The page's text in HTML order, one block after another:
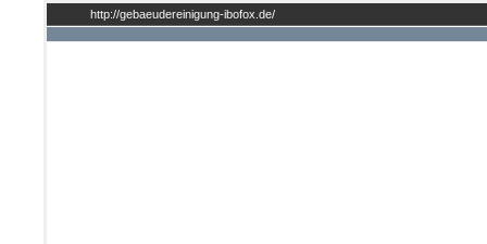
http://gebaeudereinigung-ibofox.de/